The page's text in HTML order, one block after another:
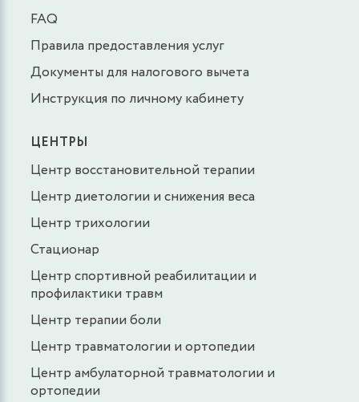
FAQ
Правила предоставления услуг
Документы для налогового вычета
Инструкция по личному кабинету
ЦЕНТРЫ
Центр восстановительной терапии
Центр диетологии и снижения веса
Центр трихологии
Стационар
Центр спортивной реабилитации и
профилактики травм
Центр терапии боли
Центр травматологии и ортопедии
Центр амбулаторной травматологии и
ортопедии